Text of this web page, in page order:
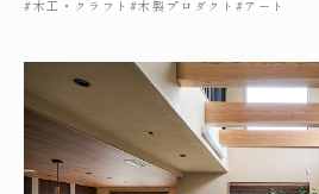
#木工・クラフト #木製プロダクト #アート